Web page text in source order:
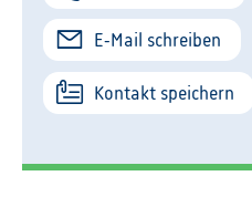
E-Mail schreiben
Kontakt speichern